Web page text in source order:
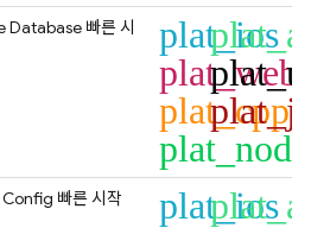
Database 빠른 시
plat_ios
plat_web
plat_cpp
plat_node
빠른 시작 plat_ios